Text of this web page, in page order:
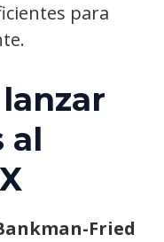
para
al
Fried